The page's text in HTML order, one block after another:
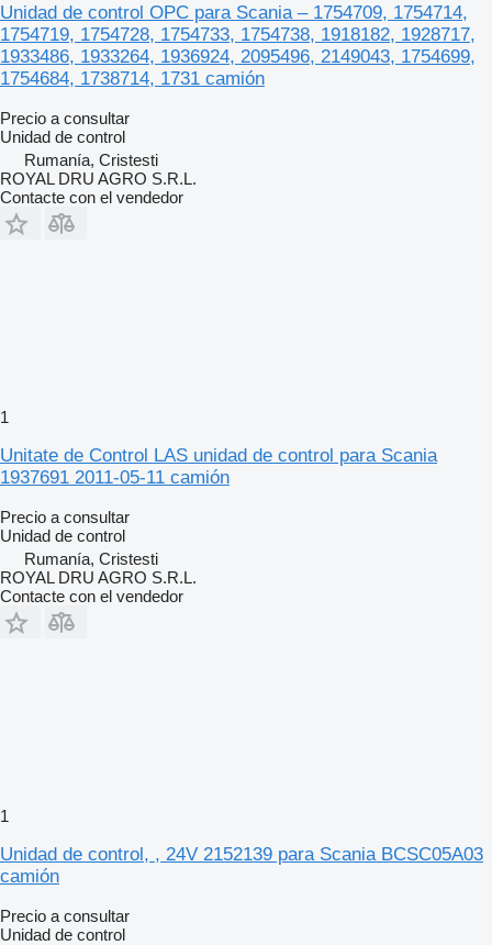
Unidad de control OPC para Scania – 1754709, 1754714,
1754719, 1754728, 1754733, 1754738, 1918182, 1928717,
1933486, 1933264, 1936924, 2095496, 2149043, 1754699,
1754684, 1738714, 1731 camión
Precio a consultar
Unidad de control
Rumanía, Cristesti
ROYAL DRU AGRO S.R.L.
Contacte con el vendedor
1
Unitate de Control LAS unidad de control para Scania
1937691 2011-05-11 camión
Precio a consultar
Unidad de control
Rumanía, Cristesti
ROYAL DRU AGRO S.R.L.
Contacte con el vendedor
1
Unidad de control, , 24V 2152139 para Scania BCSC05A03
camión
Precio a consultar
Unidad de control